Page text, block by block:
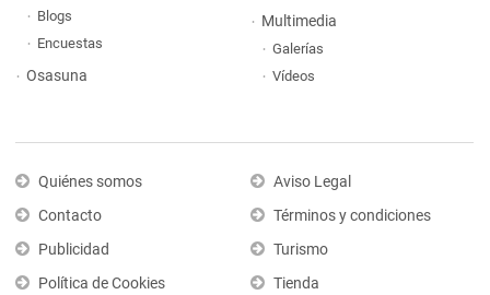
Blogs
Encuestas
Osasuna
Multimedia
Galerías
Vídeos
Quiénes somos
Contacto
Publicidad
Política de Cookies
Aviso Legal
Términos y condiciones
Turismo
Tienda